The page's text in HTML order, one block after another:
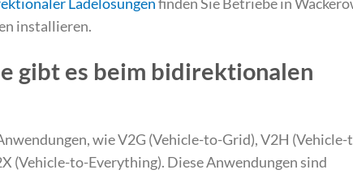
installieren.
gibt es beim bidirektionalen
wie V2G (Vehicle-to-Grid), V2H (Vehicle-
(Vehicle-to-Everything). Diese Anwendungen sind